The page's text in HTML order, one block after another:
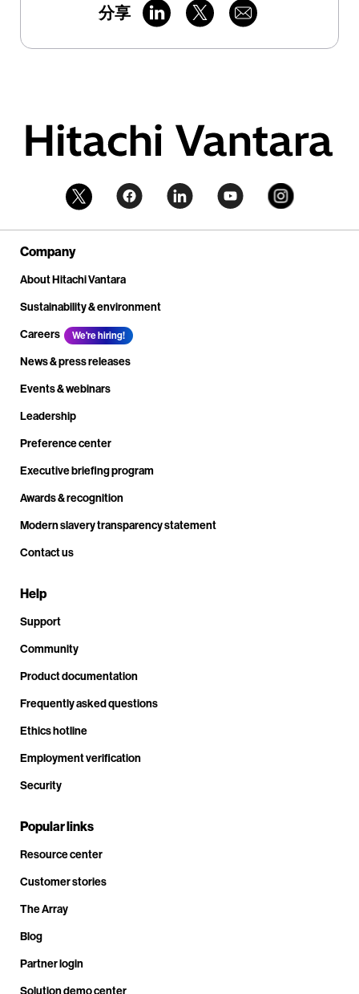
分享
Company
About Hitachi Vantara
Sustainability & environment
Careers
We're hiring!
News & press releases
Events & webinars
Leadership
Preference center
Executive briefing program
Awards & recognition
Modern slavery transparency statement
Contact us
Help
Support
Community
Product documentation
Frequently asked questions
Ethics hotline
Employment verification
Security
Popular links
Resource center
Customer stories
The Array
Blog
Partner login
Solution demo center